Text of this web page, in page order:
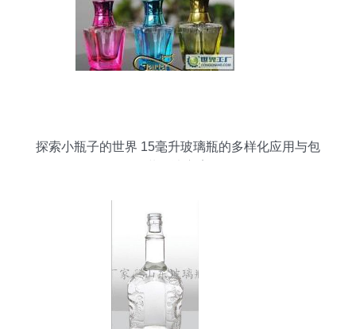
探索小瓶子的世界 15毫升玻璃瓶的多样化应用与包